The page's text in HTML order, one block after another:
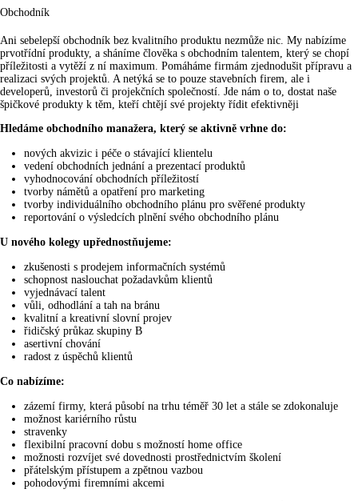
Obchodník
Ani sebelepší obchodník bez kvalitního produktu nezmůže nic. My nabízíme
prvotřídní produkty, a sháníme člověka s obchodním talentem, který se chopí
příležitosti a vytěží z ní maximum. Pomáháme firmám zjednodušit přípravu a
realizaci svých projektů. A netýká se to pouze stavebních firem, ale i
developerů, investorů či projekčních společností. Jde nám o to, dostat naše
špičkové produkty k těm, kteří chtějí své projekty řídit efektivněji
Hledáme obchodního manažera, který se aktivně vrhne do:
nových akvizic i péče o stávající klientelu
vedení obchodních jednání a prezentací produktů
vyhodnocování obchodních příležitostí
tvorby námětů a opatření pro marketing
tvorby individuálního obchodního plánu pro svěřené produkty
reportování o výsledcích plnění svého obchodního plánu
U nového kolegy upřednostňujeme:
zkušenosti s prodejem informačních systémů
schopnost naslouchat požadavkům klientů
vyjednávací talent
vůli, odhodlání a tah na bránu
kvalitní a kreativní slovní projev
řidičský průkaz skupiny B
asertivní chování
radost z úspěchů klientů
Co nabízíme:
zázemí firmy, která působí na trhu téměř 30 let a stále se zdokonaluje
možnost kariérního růstu
stravenky
flexibilní pracovní dobu s možností home office
možnosti rozvíjet své dovednosti prostřednictvím školení
přátelským přístupem a zpětnou vazbou
pohodovými firemními akcemi